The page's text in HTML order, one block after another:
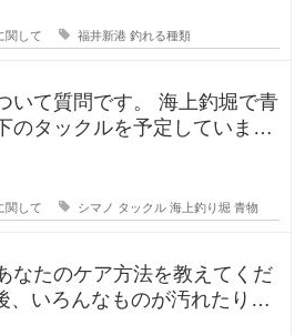
関して 福井新港 釣れる種類
です。 海上釣堀で青
のタックルを予定していま
関して シマノ タックル 海上釣り堀 青物
なたのケア方法を教えてくだ